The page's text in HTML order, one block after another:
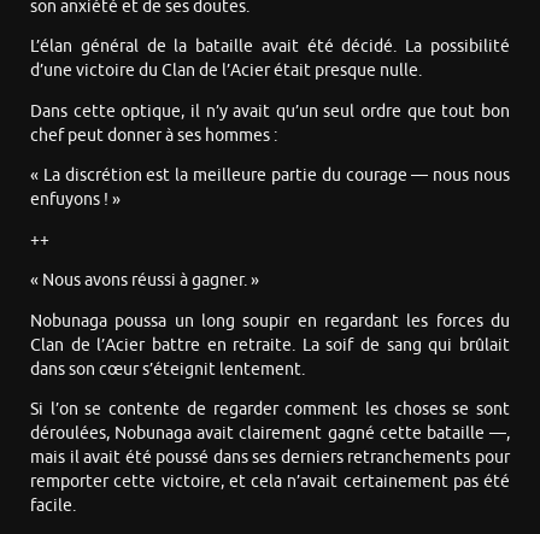
son anxiété et de ses doutes.
L’élan général de la bataille avait été décidé. La possibilité
d’une victoire du Clan de l’Acier était presque nulle.
Dans cette optique, il n’y avait qu’un seul ordre que tout bon
chef peut donner à ses hommes :
« La discrétion est la meilleure partie du courage — nous nous
enfuyons ! »
++
« Nous avons réussi à gagner. »
Nobunaga poussa un long soupir en regardant les forces du
Clan de l’Acier battre en retraite. La soif de sang qui brûlait
dans son cœur s’éteignit lentement.
Si l’on se contente de regarder comment les choses se sont
déroulées, Nobunaga avait clairement gagné cette bataille —,
mais il avait été poussé dans ses derniers retranchements pour
remporter cette victoire, et cela n’avait certainement pas été
facile.